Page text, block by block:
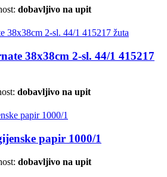
dobavljivo na upit
38x38cm 2-sl. 44/1 415217
dobavljivo na upit
papir 1000/1
dobavljivo na upit